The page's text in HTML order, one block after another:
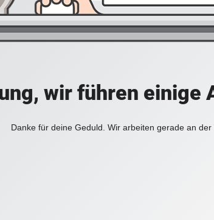
wir führen einige
Danke für deine Geduld. Wir arbeiten gerade an